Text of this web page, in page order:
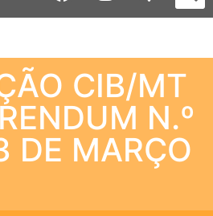
CIB/MT
N.º
DE MARÇO